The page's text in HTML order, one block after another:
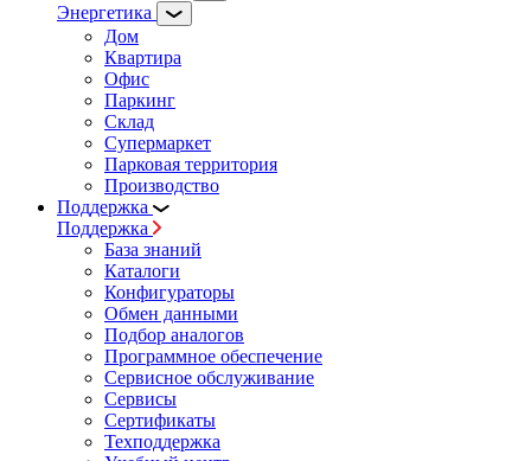
Энергетика
Дом
Квартира
Офис
Паркинг
Склад
Супермаркет
Парковая территория
Производство
Поддержка
Поддержка
База знаний
Каталоги
Конфигураторы
Обмен данными
Подбор аналогов
Программное обеспечение
Сервисное обслуживание
Сервисы
Сертификаты
Техподдержка